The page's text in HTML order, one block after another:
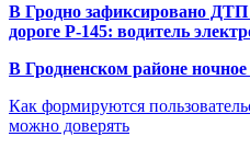
В Гродно зафиксировано ДТП
дороге Р-145: водитель
В Гродненском районе
Как формируются
можно доверять